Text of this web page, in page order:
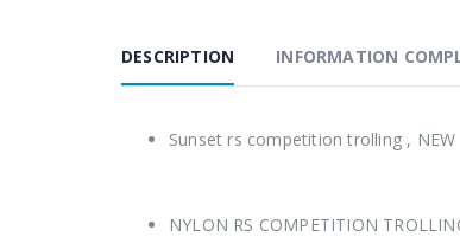
DESCRIPTION INFORMATION
Sunset rs competition trolling , NEW
NYLON RS COMPETITION